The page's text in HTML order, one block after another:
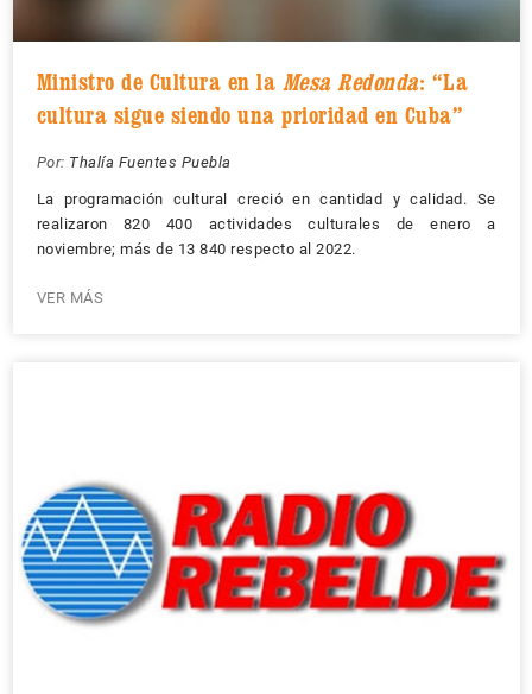
Ministro de Cultura en la Mesa Redonda: “La
cultura sigue siendo una prioridad en Cuba”
Por: Thalía Fuentes Puebla
La programación cultural creció en cantidad y calidad. Se
realizaron 820 400 actividades culturales de enero a
noviembre; más de 13 840 respecto al 2022.
VER MÁS